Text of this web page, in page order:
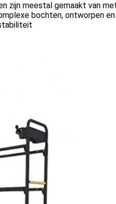
zijn meestal gemaakt van
bochten, ontworpen